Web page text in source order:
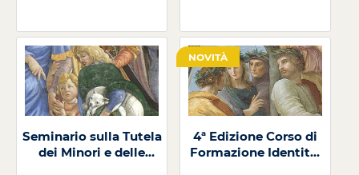
Seminario sulla Tutela
dei Minori e delle
NOVITÀ
4ª Edizione Corso di
Formazione Identità,